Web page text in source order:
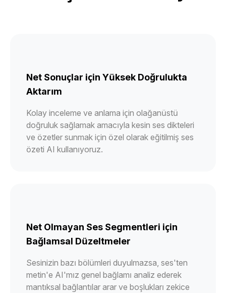
Net Sonuçlar için Yüksek Doğrulukta
Aktarım
Kolay inceleme ve anlama için olağanüstü
doğruluk sağlamak amacıyla kesin ses dikteleri
ve özetler sunmak için özel olarak eğitilmiş ses
özeti AI kullanıyoruz.
Net Olmayan Ses Segmentleri için
Bağlamsal Düzeltmeler
Sesinizin bazı bölümleri duyulmazsa, ses'ten
metin'e AI'mız genel bağlamı analiz ederek
mantıksal bağlantılar arar ve boşlukları zekice